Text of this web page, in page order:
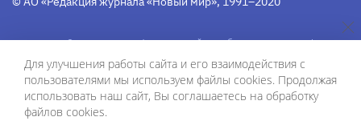
Свидетельство Федеральной службы по надзору в сфере
связи, информационных технологий и массовых
коммуникаций средства массовой информации
(Роскомнадзор)ПИ № Фс 77-75754 от 13 июня 2019 г.
Для улучшения работы сайта и его взаимодействия с
пользователями мы используем файлы cookies. Продолжая
использовать наш сайт, Вы соглашаетесь на обработку
файлов cookies.